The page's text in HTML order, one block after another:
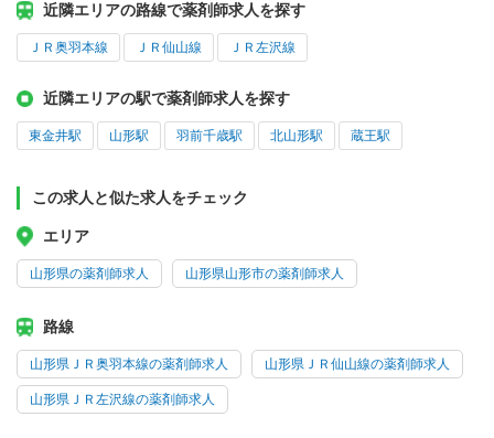
近隣エリアの路線で薬剤師求人を探す
ＪＲ奥羽本線 ＪＲ仙山線 ＪＲ左沢線
近隣エリアの駅で薬剤師求人を探す
東金井駅 山形駅 羽前千歳駅 北山形駅 蔵王駅
この求人と似た求人をチェック
エリア
山形県の薬剤師求人 山形県山形市の薬剤師求人
路線
山形県ＪＲ奥羽本線の薬剤師求人 山形県ＪＲ仙山線の薬剤師求人
山形県ＪＲ左沢線の薬剤師求人